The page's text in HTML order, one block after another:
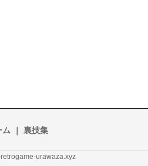
ム ｜ 裏技集
urawaza.xyz